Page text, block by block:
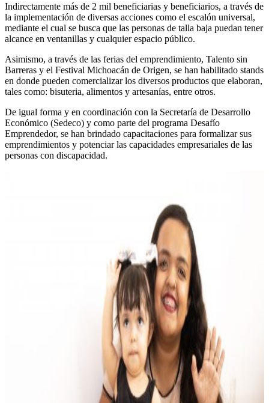
Indirectamente más de 2 mil beneficiarias y beneficiarios, a través de
la implementación de diversas acciones como el escalón universal,
mediante el cual se busca que las personas de talla baja puedan tener
alcance en ventanillas y cualquier espacio público.
Asimismo, a través de las ferias del emprendimiento, Talento sin
Barreras y el Festival Michoacán de Origen, se han habilitado stands
en donde pueden comercializar los diversos productos que elaboran,
tales como: bisuteria, alimentos y artesanías, entre otros.
De igual forma y en coordinación con la Secretaría de Desarrollo
Económico (Sedeco) y como parte del programa Desafío
Emprendedor, se han brindado capacitaciones para formalizar sus
emprendimientos y potenciar las capacidades empresariales de las
personas con discapacidad.